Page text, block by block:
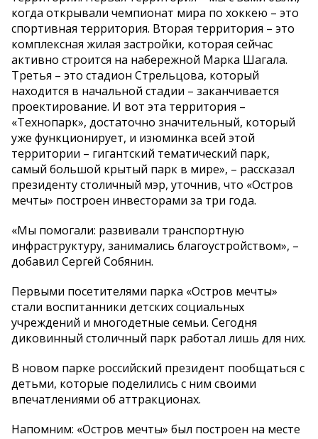
когда открывали чемпионат мира по хоккею – это
спортивная территория. Вторая территория – это
комплексная жилая застройки, которая сейчас
активно строится на набережной Марка Шагала.
Третья – это стадион Стрельцова, который
находится в начальной стадии – заканчивается
проектирование. И вот эта территория –
«Технопарк», достаточно значительный, который
уже функционирует, и изюминка всей этой
территории – гигантский тематический парк,
самый большой крытый парк в мире», – рассказал
президенту столичный мэр, уточнив, что «Остров
мечты» построен инвесторами за три года.
«Мы помогали: развивали транспортную
инфраструктуру, занимались благоустройством», –
добавил Сергей Собянин.
Первыми посетителями парка «Остров мечты»
стали воспитанники детских социальных
учреждений и многодетные семьи. Сегодня
диковинный столичный парк работал лишь для них.
В новом парке российский президент пообщаться с
детьми, которые поделились с ним своими
впечатлениями об аттракционах.
Напомним: «Остров мечты» был построен на месте